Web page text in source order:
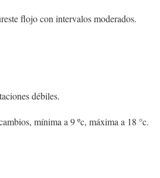
flojo con intervalos moderados.
débiles.
mínima a 9 ºc, máxima a 18 °c.